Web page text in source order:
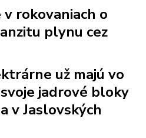
rokovaniach o
plynu cez
už majú vo
jadrové bloky
v Jaslovských